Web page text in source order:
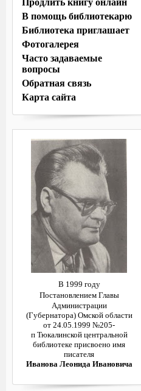
Продлить книгу онлайн
В помощь библиотекарю
Библиотека приглашает
Фотогалерея
Часто задаваемые
вопросы
Обратная связь
Карта сайта
В 1999 году
Постановлением Главы
Администрации
(Губернатора) Омской области
от 24.05.1999 №205-
п Тюкалинской центральной
библиотеке присвоено имя
писателя
Иванова Леонида Ивановича